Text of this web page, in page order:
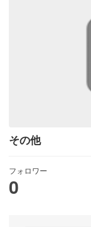
その他
フォロワー
0